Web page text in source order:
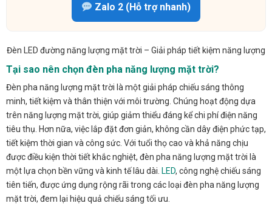
Zalo 2 (Hỗ trợ nhanh)
Đèn LED đường năng lượng mặt trời – Giải pháp tiết kiệm năng lượng
Tại sao nên chọn đèn pha năng lượng mặt trời?
Đèn pha năng lượng mặt trời là một giải pháp chiếu sáng thông
minh, tiết kiệm và thân thiện với môi trường. Chúng hoạt động dựa
trên năng lượng mặt trời, giúp giảm thiểu đáng kể chi phí điện năng
tiêu thụ. Hơn nữa, việc lắp đặt đơn giản, không cần dây điện phức tạp,
tiết kiệm thời gian và công sức. Với tuổi thọ cao và khả năng chịu
được điều kiện thời tiết khắc nghiệt, đèn pha năng lượng mặt trời là
một lựa chọn bền vững và kinh tế lâu dài. LED, công nghệ chiếu sáng
tiên tiến, được ứng dụng rộng rãi trong các loại đèn pha năng lượng
mặt trời, đem lại hiệu quả chiếu sáng tối ưu.